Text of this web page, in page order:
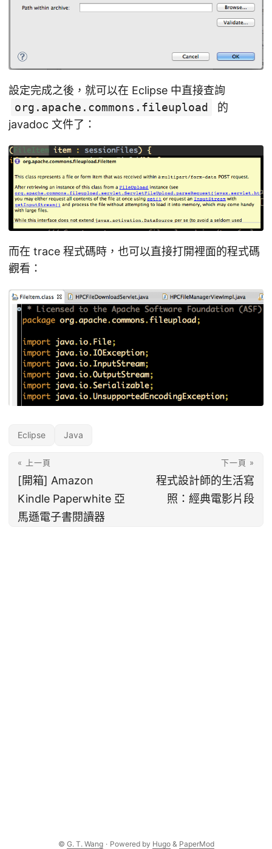
設定完成之後，就可以在 Eclipse 中直接查詢
org.apache.commons.fileupload
的
javadoc 文件了：
而在 trace 程式碼時，也可以直接打開裡面的程式碼
觀看：
Eclipse Java
« 上一頁
[開箱] Amazon
Kindle Paperwhite 亞
馬遜電子書閱讀器
下一頁 »
程式設計師的生活寫
照：經典電影片段
© G. T. Wang · Powered by Hugo& PaperMod